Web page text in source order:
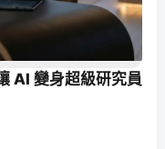
AI 變身超級研究員